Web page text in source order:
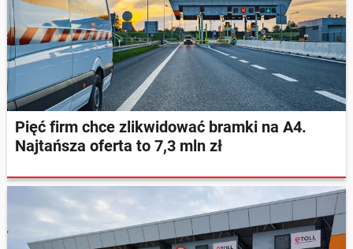
Pięć firm chce zlikwidować bramki na A4.
Najtańsza oferta to 7,3 mln zł